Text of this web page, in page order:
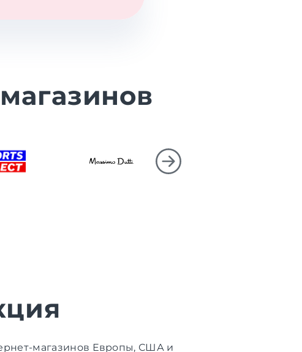
магазинов Европы, США и